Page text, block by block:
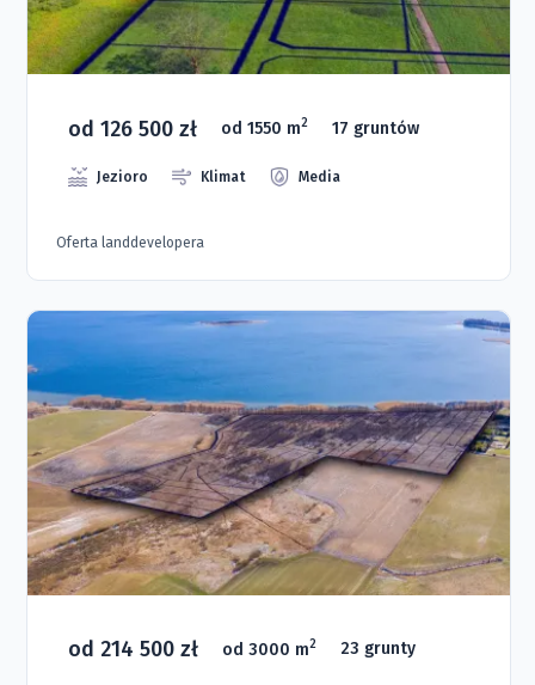
od 126 500 zł od 1550 m2 17 gruntów
Jezioro Klimat Media
Oferta landdevelopera
od 214 500 zł od 3000 m2 23 grunty